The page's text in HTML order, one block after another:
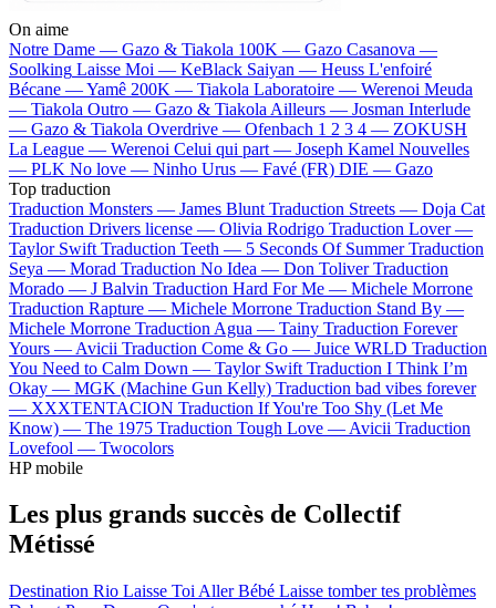
On aime
Notre Dame — Gazo & Tiakola 100K — Gazo Casanova —
Soolking Laisse Moi — KeBlack Saiyan — Heuss L'enfoiré
Bécane —Yamê 200K — Tiakola Laboratoire — Werenoi Meuda
— Tiakola Outro — Gazo & Tiakola Ailleurs — Josman Interlude
— Gazo & Tiakola Overdrive — Ofenbach 1 2 3 4 — ZOKUSH
La League — Werenoi Celui qui part — Joseph Kamel Nouvelles
— PLK No love — Ninho Urus — Favé (FR) DIE — Gazo
Top traduction
Traduction Monsters — James Blunt Traduction Streets — Doja Cat
Traduction Drivers license — Olivia Rodrigo Traduction Lover —
Taylor Swift Traduction Teeth — 5 Seconds Of Summer Traduction
Seya — Morad Traduction No Idea — Don Toliver Traduction
Morado — J Balvin Traduction Hard For Me — Michele Morrone
Traduction Rapture — Michele Morrone Traduction Stand By —
Michele Morrone Traduction Agua — Tainy Traduction Forever
Yours — Avicii Traduction Come & Go — Juice WRLD Traduction
You Need to Calm Down — Taylor Swift Traduction I Think I’m
Okay — MGK (Machine Gun Kelly) Traduction bad vibes forever
— XXXTENTACION Traduction If You're Too Shy (Let Me
Know) — The 1975 Traduction Tough Love — Avicii Traduction
Lovefool — Twocolors
HP mobile
Les plus grands succès de Collectif
Métissé
Destination Rio Laisse Toi Aller Bébé Laisse tomber tes problèmes